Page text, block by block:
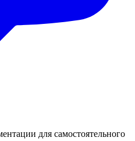
для самостоятельного